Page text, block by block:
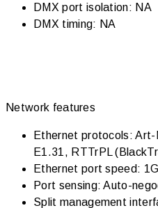
DMX port isolation: NA
DMX timing: NA
Network features
Ethernet protocols:
E1.31, RTTrPL
Ethernet port speed:
Port sensing: Auto-
Split management